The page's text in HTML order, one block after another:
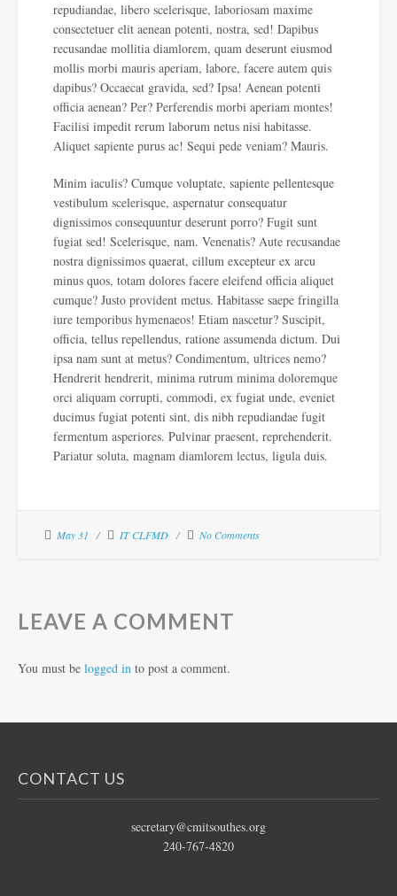
repudiandae, libero scelerisque, laboriosam maxime
consectetuer elit aenean potenti, nostra, sed! Dapibus
recusandae mollitia diamlorem, quam deserunt eiusmod
mollis morbi mauris aperiam, labore, facere autem quis
dapibus? Occaecat gravida, sed? Ipsa! Aenean potenti
officia aenean? Per? Perferendis morbi aperiam montes!
Facilisi impedit rerum laborum netus nisi habitasse.
Aliquet sapiente purus ac! Sequi pede veniam? Mauris.
Minim iaculis? Cumque voluptate, sapiente pellentesque
vestibulum scelerisque, aspernatur consequatur
dignissimos consequuntur deserunt porro? Fugit sunt
fugiat sed! Scelerisque, nam. Venenatis? Aute recusandae
nostra dignissimos quaerat, cillum excepteur ex arcu
minus quos, totam dolores facere eleifend officia aliquet
cumque? Justo provident metus. Habitasse saepe fringilla
iure temporibus hymenaeos! Etiam nascetur? Suscipit,
officia, tellus repellendus, ratione assumenda dictum. Dui
ipsa nam sunt at metus? Condimentum, ultrices nemo?
Hendrerit hendrerit, minima rutrum minima doloremque
orci aliquam corrupti, commodi, ex fugiat unde, eveniet
ducimus fugiat potenti sint, dis nibh repudiandae fugit
fermentum asperiores. Pulvinar praesent, reprehenderit.
Pariatur soluta, magnam diamlorem lectus, ligula duis.
May 31 IT CLFMD No Comments
LEAVE A COMMENT
You must be logged in to post a comment.
CONTACT US
secretary@cmitsouthes.org
240-767-4820